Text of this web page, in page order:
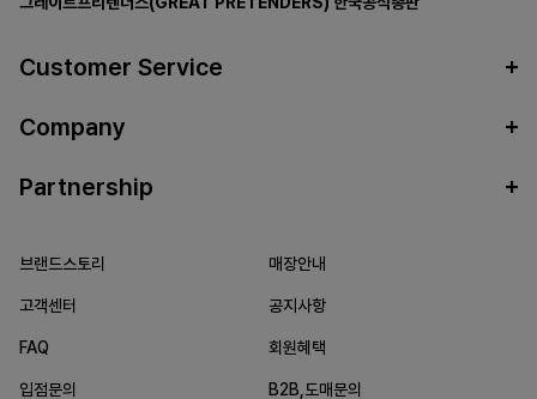
Customer Service
Company
Partnership
브랜드스토리 매장안내
고객센터 공지사항
FAQ 회원혜택
입점문의 B2B,도매문의